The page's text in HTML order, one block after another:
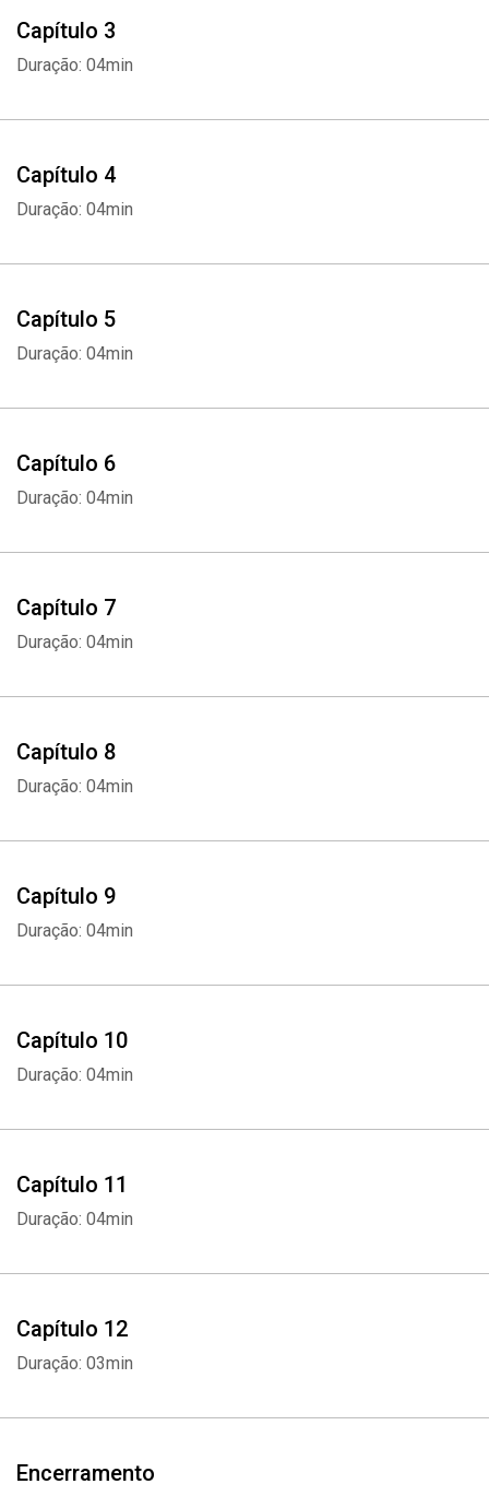
Capítulo 3
Duração: 04min
Capítulo 4
Duração: 04min
Capítulo 5
Duração: 04min
Capítulo 6
Duração: 04min
Capítulo 7
Duração: 04min
Capítulo 8
Duração: 04min
Capítulo 9
Duração: 04min
Capítulo 10
Duração: 04min
Capítulo 11
Duração: 04min
Capítulo 12
Duração: 03min
Encerramento